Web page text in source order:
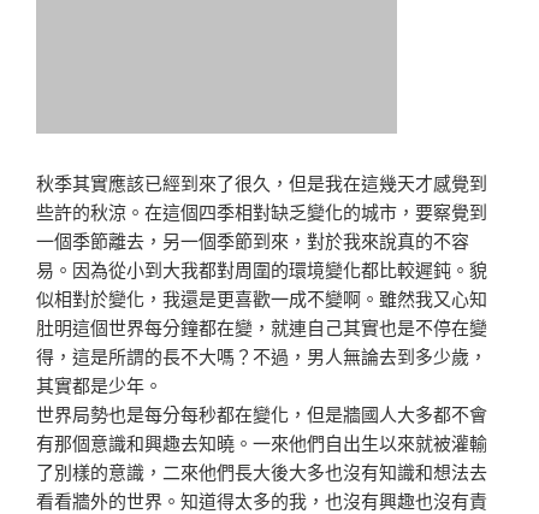
秋季其實應該已經到來了很久，但是我在這幾天才感覺到
些許的秋涼。在這個四季相對缺乏變化的城市，要察覺到
一個季節離去，另一個季節到來，對於我來說真的不容
易。因為從小到大我都對周圍的環境變化都比較遲鈍。貌
似相對於變化，我還是更喜歡一成不變啊。雖然我又心知
肚明這個世界每分鐘都在變，就連自己其實也是不停在變
得，這是所謂的長不大嗎？不過，男人無論去到多少歲，
其實都是少年。
世界局勢也是每分每秒都在變化，但是牆國人大多都不會
有那個意識和興趣去知曉。一來他們自出生以來就被灌輸
了別樣的意識，二來他們長大後大多也沒有知識和想法去
看看牆外的世界。知道得太多的我，也沒有興趣也沒有責